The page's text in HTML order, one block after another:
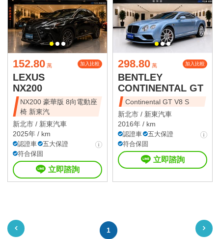
152.80 萬 加入比較
LEXUS
NX200
NX200 豪華版 8向電動座
椅 新東汽
新北市 / 新東汽車
2025年 / km
認證車
五大保證
符合保固
立即諮詢
298.80 萬 加入比較
BENTLEY
CONTINENTAL GT
Continental GT V8 S
新北市 / 新東汽車
2016年 / km
認證車
五大保證
符合保固
立即諮詢
1